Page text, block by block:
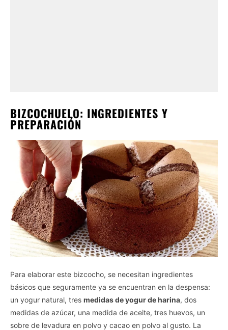
BIZCOCHUELO: INGREDIENTES Y
PREPARACIÓN
Para elaborar este bizcocho, se necesitan ingredientes
básicos que seguramente ya se encuentran en la despensa:
un yogur natural, tres medidas de yogur de harina, dos
medidas de azúcar, una medida de aceite, tres huevos, un
sobre de levadura en polvo y cacao en polvo al gusto. La